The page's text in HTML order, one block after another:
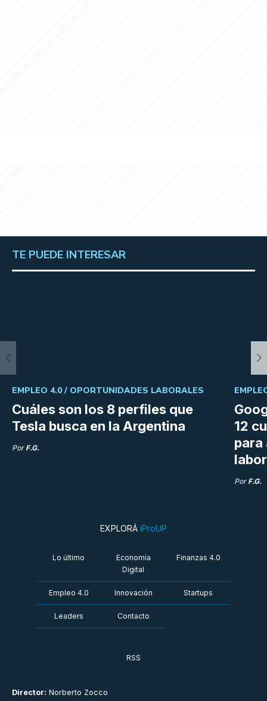
TE PUEDE INTERESAR
Cuáles son los 8 perfiles que
Tesla busca en la Argentina
EMPLEO 4.0 / OPORTUNIDADES LABORALES
Por F.G.
12
para
Por F.G.
Director: Norberto Zocco
EXPLORÁ iProUP
Lo último
Economía
Digital
Finanzas 4.0
Empleo 4.0 Innovación Startups
Leaders Contacto
RSS